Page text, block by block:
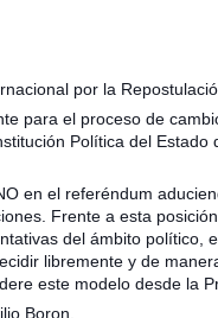
por la
para el proceso de
Política del
en el referéndum
Frente a esta
del ámbito político,
libremente y de
este modelo desde la